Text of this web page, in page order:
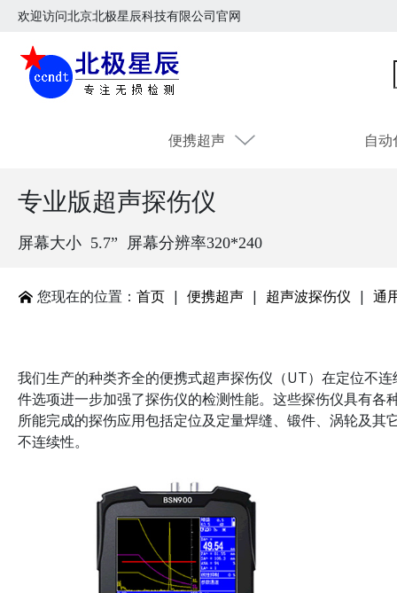
欢迎访问北京北极星辰科技有限公司官网
便携超声 自
专业版超声探伤仪
屏幕大小 5.7” 屏幕分辨率320*240
您现在的位置： 首页| 便携超声| 超声波探伤仪 | 通
我们生产的种类齐全的便携式超声探伤仪（UT）在定位不
件选项进一步加强了探伤仪的检测性能。这些探伤仪具有各
所能完成的探伤应用包括定位及定量焊缝、锻件、涡轮及
不连续性。